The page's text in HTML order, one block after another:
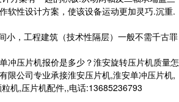
软性设计方案，使该设备运动更加灵巧.沉重.
小，工程建筑（技术性隔层）一般不需千古罪
冲压片机报价是多少？淮安旋转压片机质量怎
限公司专业承接淮安压片机,淮安单冲压片机,
机,压片机配件,,电话:13685236793